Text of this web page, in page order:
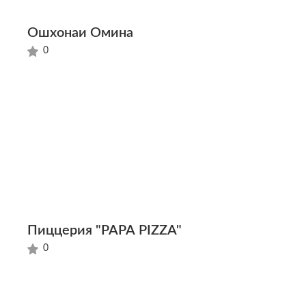
Ошхонаи Омина
0
Пиццерия "PAPA PIZZA"
0